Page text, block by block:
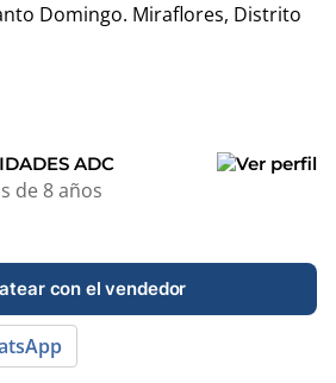
Domingo. Miraflores, Distrito
ADC
de 8 años
con el vendedor